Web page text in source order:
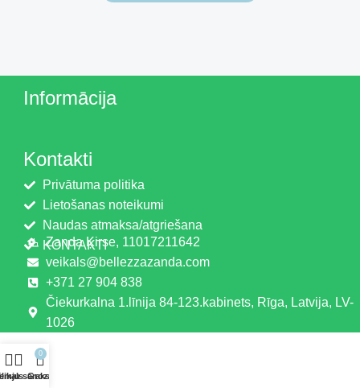
Informācija
Kontakti
Privātuma politika
Lietošanas noteikumi
Naudas atmaksa/atgriešana
KONTAKTI
Zanda Ķirse, 11017211642
veikals@bellezzazanda.com
+371 27 904 838
Čiekurkalna 1.līnija 84-123.kabinets, Rīga, Latvija, LV-
1026
saraksts
0
Grozs